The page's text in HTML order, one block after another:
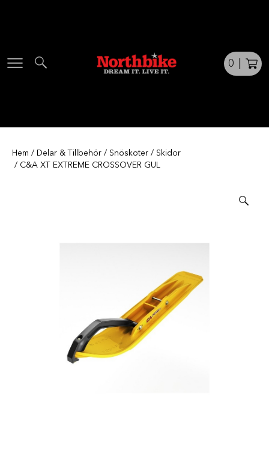
0
Hem / Delar & Tillbehör / Snöskoter / Skidor
/ C&A XT EXTREME CROSSOVER GUL